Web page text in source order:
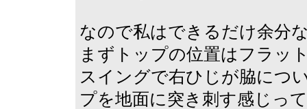
なので私はできるだけ余分
まずトップの位置はフラッ
スイングで右ひじが脇につ
プを地面に突き刺す感じっ